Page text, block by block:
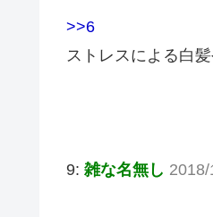
>>6
ストレスによる白
9: 雑な名無し